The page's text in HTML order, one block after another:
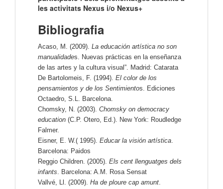
les activitats Nexus i/o Nexus+
Bibliografia
Acaso, M. (2009). La educación artística no son
manualidades. Nuevas prácticas en la enseñanza
de las artes y la cultura visual”. Madrid: Catarata
De Bartolomeis, F. (1994). El color de los
pensamientos y de los Sentimientos. Ediciones
Octaedro, S.L. Barcelona.
Chomsky, N. (2003). Chomsky on democracy
education (C.P. Otero, Ed.). New York: Roudledge
Falmer.
Eisner, E. W.( 1995). Educar la visión artística.
Barcelona: Paidos
Reggio Children. (2005). Els cent llenguatges dels
infants. Barcelona: A.M. Rosa Sensat
Vallvé, Ll. (2009). Ha de ploure cap amunt.